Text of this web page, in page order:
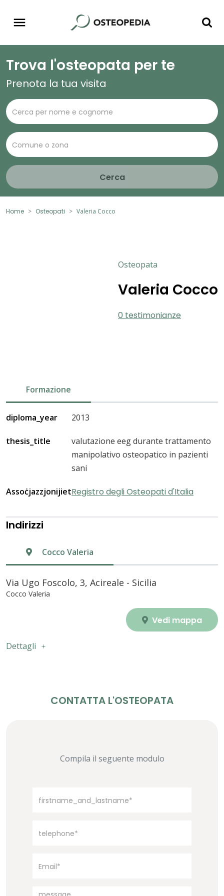
Trova l'osteopata per te
Prenota la tua visita
Cerca
Home Osteopati Valeria Cocco
Osteopata
Valeria Cocco
0 testimonianze
Formazione
diploma_year 2013
thesis_title
valutazione eeg durante trattamento
manipolativo osteopatico in pazienti
sani
AssoċjazzjonijietRegistro degli Osteopati d'Italia
Indirizzi
Cocco Valeria
Via Ugo Foscolo, 3, Acireale - Sicilia
Cocco Valeria
Vedi mappa
Dettagli
CONTATTA L'OSTEOPATA
Compila il seguente modulo